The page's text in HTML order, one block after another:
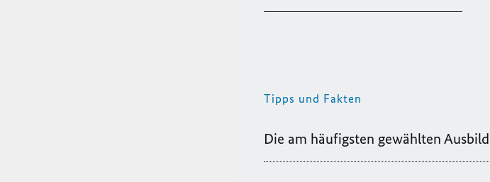
Tipps und Fakten
Die am häufigsten gewählten